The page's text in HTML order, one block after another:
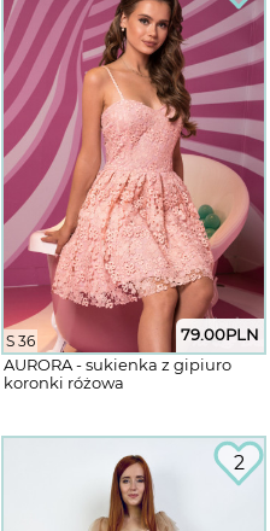
S 36 79.00PLN
AURORA - sukienka z gipiuro
koronki różowa
2